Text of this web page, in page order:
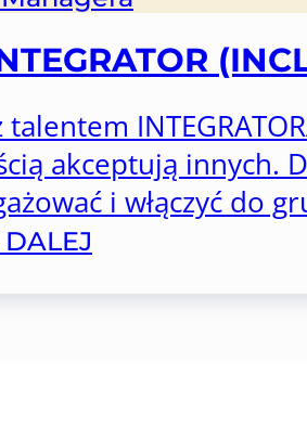
talentem
akceptują innych.
i włączyć do
DALEJ